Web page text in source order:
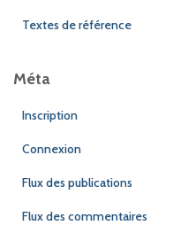
Textes de référence
Méta
Inscription
Connexion
Flux des publications
Flux des commentaires